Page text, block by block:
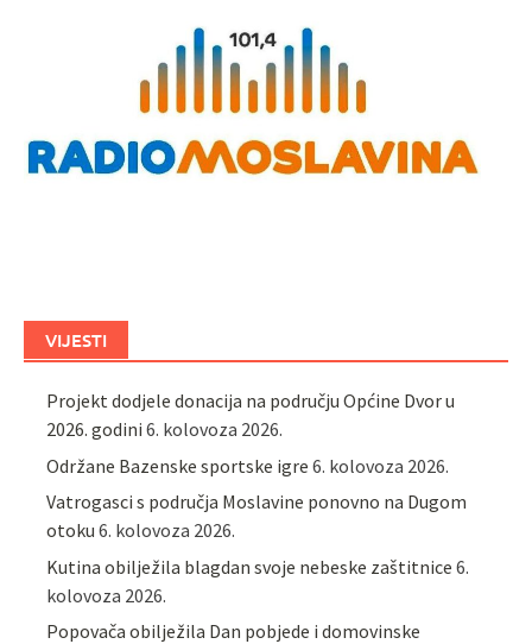
VIJESTI
Projekt dodjele donacija na području Općine Dvor u
2026. godini 6. kolovoza 2026.
Održane Bazenske sportske igre 6. kolovoza 2026.
Vatrogasci s područja Moslavine ponovno na Dugom
otoku 6. kolovoza 2026.
Kutina obilježila blagdan svoje nebeske zaštitnice 6.
kolovoza 2026.
Popovača obilježila Dan pobjede i domovinske